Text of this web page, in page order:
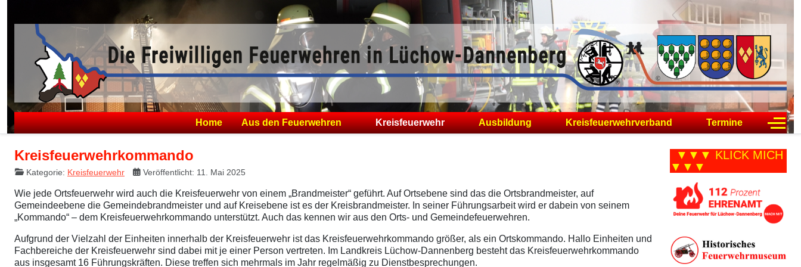
Home Aus den Feuerwehren Kreisfeuerwehr Ausbildung Kreisfeuerwehrverband Termine Off-
Kreisfeuerwehrkommando
Kategorie: Kreisfeuerwehr Veröffentlicht: 11. Mai 2025
Wie jede Ortsfeuerwehr wird auch die Kreisfeuerwehr von einem „Brandmeister“ geführt. Auf Ortsebene sind das die Ortsbrandmeister, auf
Gemeindeebene die Gemeindebrandmeister und auf Kreisebene ist es der Kreisbrandmeister. In seiner Führungsarbeit wird er dabein von seinem
„Kommando“ – dem Kreisfeuerwehrkommando unterstützt. Auch das kennen wir aus den Orts- und Gemeindefeuerwehren.
Aufgrund der Vielzahl der Einheiten innerhalb der Kreisfeuerwehr ist das Kreisfeuerwehrkommando größer, als ein Ortskommando. Hallo Einheiten und
Fachbereiche der Kreisfeuerwehr sind dabei mit je einer Person vertreten. Im Landkreis Lüchow-Dannenberg besteht das Kreisfeuerwehrkommando
aus insgesamt 16 Führungskräften. Diese treffen sich mehrmals im Jahr regelmäßig zu Dienstbesprechungen.
▼▼▼ KLICK MICH
▼▼▼